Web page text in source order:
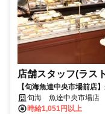
店舗スタッフ(ラス
【旬海魚達中央市場前店
立できる！年齢不問♪
旬海 魚達中央市場店
時給1,051円以上